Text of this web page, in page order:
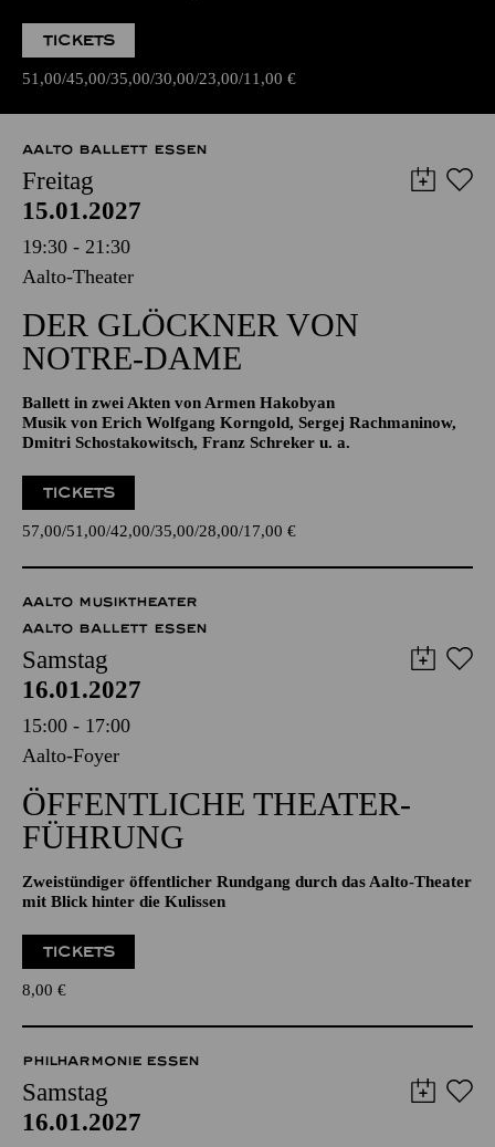
Musik von Erich Wolfgang Korngold, Sergej Rachmaninow,
Dmitri Schostakowitsch, Franz Schreker u. a.
51,00 45,00 35,00 30,00 23,00
AALTO BALLETT ESSEN
Freitag
15.01.2027
19:30 - 21:30
Aalto-Theater
DER GLÖCKNER­ VON
NOTRE-DAME
Musik von Erich Wolfgang Korngold, Sergej Rachmaninow,
Dmitri Schostakowitsch, Franz Schreker u. a.
57,00 51,00 42,00 35,00
AALTO MUSIKTHEATER
AALTO BALLETT ESSEN
Samstag
16.01.2027
15:00 - 17:00
Aalto-Foyer
ÖFFENTLICHE THEATER­
FÜHRUNG
Zweistündiger öffentlicher Rundgang durch das Aalto-Theater
mit Blick hinter die Kulissen
8,00 €
PHILHARMONIE ESSEN